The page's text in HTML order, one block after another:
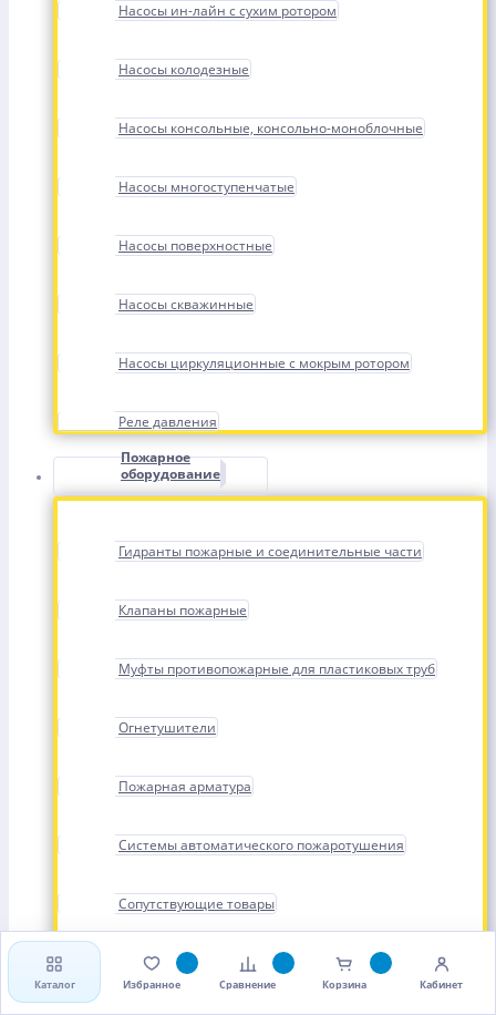
Насосы ин-лайн с сухим ротором
Насосы колодезные
Насосы консольные, консольно-моноблочные
Насосы многоступенчатые
Насосы поверхностные
Насосы скважинные
Насосы циркуляционные с мокрым ротором
Реле давления
Пожарное
оборудование
Гидранты пожарные и соединительные части
Клапаны пожарные
Муфты противопожарные для пластиковых труб
Огнетушители
Пожарная арматура
Системы автоматического пожаротушения
Сопутствующие товары
Стволы, рукава и головки пожарные
Каталог Избранное Сравнение Корзина Кабинет